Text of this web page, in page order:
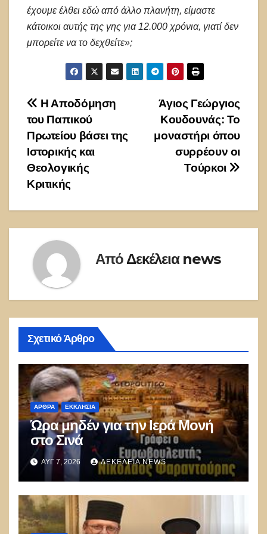
έχουμε έλθει εδώ από άλλο πλανήτη, είμαστε
κάτοικοι αυτής της γης για 12.000 χρόνια, γιατί δεν
μπορείτε να το δεχθείτε»;
Πλοήγηση
άρθρων
Άγιος Γεώργιος
Κουδουνάς: Το
μοναστήρι όπου
συρρέουν οι
Τούρκοι
Η Αποδόμηση
του Παπικού
Πρωτείου βάσει της
Ιστορικής και
Θεολογικής
Κριτικής
Από Δεκέλεια news
Σχετικό Άρθρο
ΑΡΘΡΑ ΕΚΚΛΗΣΊΑ
Ώρα μηδέν για την Ιερά Μονή
στο Σινά
ΑΥΓ 7, 2026 ΔΕΚΈΛΕΙΑ NEWS